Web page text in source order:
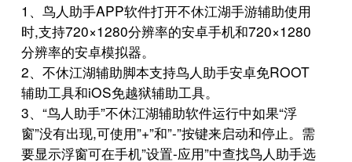
1、鸟人助手APP软件打开不休江湖手游辅助使用
时,支持720×1280分辨率的安卓手机和720×1280
分辨率的安卓模拟器。
2、不休江湖辅助脚本支持鸟人助手安卓免ROOT
辅助工具和iOS免越狱辅助工具。
3、“鸟人助手”不休江湖辅助软件运行中如果“浮
窗”没有出现,可使用”+”和”-”按键来启动和停止。需
要显示浮窗可在手机”设置-应用”中查找鸟人助手选